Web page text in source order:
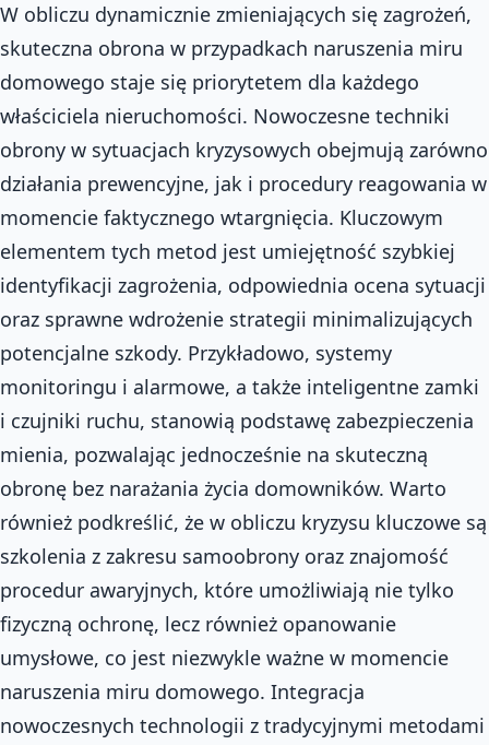
W obliczu dynamicznie zmieniających się zagrożeń,
skuteczna obrona w przypadkach naruszenia miru
domowego staje się priorytetem dla każdego
właściciela nieruchomości. Nowoczesne techniki
obrony w sytuacjach kryzysowych obejmują zarówno
działania prewencyjne, jak i procedury reagowania w
momencie faktycznego wtargnięcia. Kluczowym
elementem tych metod jest umiejętność szybkiej
identyfikacji zagrożenia, odpowiednia ocena sytuacji
oraz sprawne wdrożenie strategii minimalizujących
potencjalne szkody. Przykładowo, systemy
monitoringu i alarmowe, a także inteligentne zamki
i czujniki ruchu, stanowią podstawę zabezpieczenia
mienia, pozwalając jednocześnie na skuteczną
obronę bez narażania życia domowników. Warto
również podkreślić, że w obliczu kryzysu kluczowe są
szkolenia z zakresu samoobrony oraz znajomość
procedur awaryjnych, które umożliwiają nie tylko
fizyczną ochronę, lecz również opanowanie
umysłowe, co jest niezwykle ważne w momencie
naruszenia miru domowego. Integracja
nowoczesnych technologii z tradycyjnymi metodami